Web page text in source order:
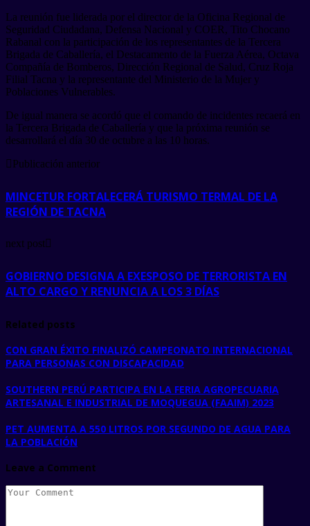
La reunión fue liderada por el director de la Oficina Regional de
Seguridad Ciudadana, Defensa Nacional y COER, Tito Chocano
Rabanal con la participación de los representantes de la Tercera
Brigada de Caballería, el Destacamento de la Fuerza Aérea, Octava
Compañía de Bomberos, Dirección Regional de Salud, Cruz Roja
Filial Tacna y la representante del Ministerio de la Mujer y
Poblaciones Vulnerables.
De igual manera se acordó que el comando de incidentes recaerá en
la Tercera Brigada de Caballería y que la próxima reunión se
desarrollará el día 30 de octubre a las 10 horas.
Publicación anterior
MINCETUR FORTALECERÁ TURISMO TERMAL DE LA
REGIÓN DE TACNA
next post
GOBIERNO DESIGNA A EXESPOSO DE TERRORISTA EN
ALTO CARGO Y RENUNCIA A LOS 3 DÍAS
Related posts
CON GRAN ÉXITO FINALIZÓ CAMPEONATO INTERNACIONAL
PARA PERSONAS CON DISCAPACIDAD
SOUTHERN PERÚ PARTICIPA EN LA FERIA AGROPECUARIA
ARTESANAL E INDUSTRIAL DE MOQUEGUA (FAAIM) 2023
PET AUMENTA A 550 LITROS POR SEGUNDO DE AGUA PARA
LA POBLACIÓN
Leave a Comment